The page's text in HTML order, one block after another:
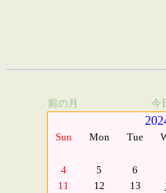
前の月 今
Sun Mon Tue
4
5 6
11
12 13